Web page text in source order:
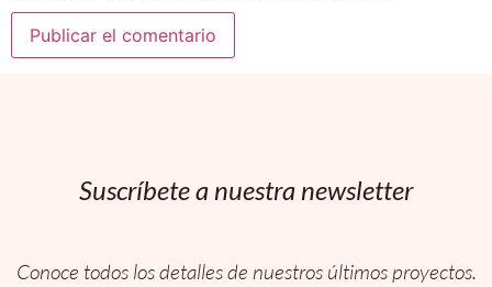
Suscríbete a nuestra newsletter
Conoce todos los detalles de nuestros últimos proyectos.